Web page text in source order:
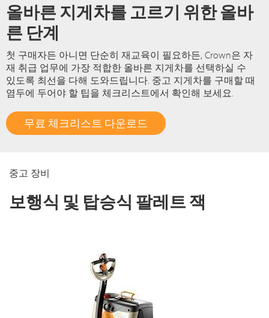
올바른 지게차를 고르기 위한 올바
른 단계
첫 구매자든 아니면 단순히 재교육이 필요하든, Crown은 자
재 취급 업무에 가장 적합한 올바른 지게차를 선택하실 수
있도록 최선을 다해 도와드립니다. 중고 지게차를 구매할 때
염두에 두어야 할 팁을 체크리스트에서 확인해 보세요.
무료 체크리스트 다운로드
중고 장비
보행식 및 탑승식 팔레트 잭